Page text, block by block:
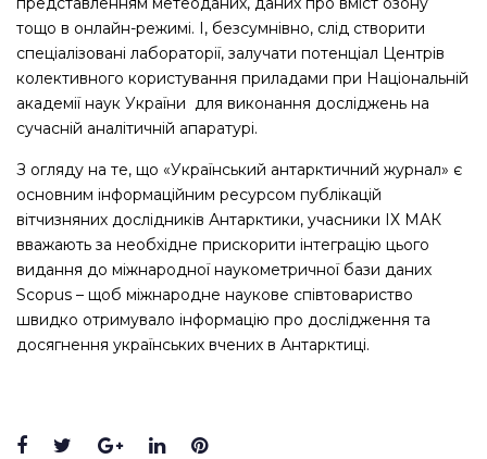
тощо в онлайн-режимі. І, безсумнівно, слід створити
спеціалізовані лабораторії, залучати потенціал Центрів
колективного користування приладами при Національній
академії наук України для виконання досліджень на
сучасній аналітичній апаратурі.
З огляду на те, що «Український антарктичний журнал» є
основним інформаційним ресурсом публікацій
вітчизняних дослідників Антарктики, учасники ІХ МАК
вважають за необхідне прискорити інтеграцію цього
видання до міжнародної наукометричної бази даних
Scopus – щоб міжнародне наукове співтовариство
швидко отримувало інформацію про дослідження та
досягнення українських вчених в Антарктиці.
Facebook
TwitterGoogle+
LinkedInPinterest